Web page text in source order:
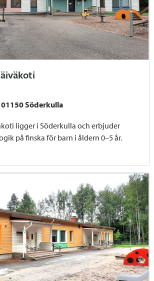
Söderkulla
ligger i Söderkulla och erbjuder
på finska för barn i åldern 0–5 år.